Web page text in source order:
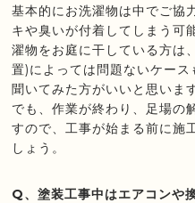
基本的にお洗濯物は中でご協
キや臭いが付着してしまう可
濯物をお庭に干している方は
置)によっては問題ないケー
聞いてみた方がいいと思いま
でも、作業が終わり、足場の
すので、工事が始まる前に施
しょう。
Q、塗装工事中はエアコンや